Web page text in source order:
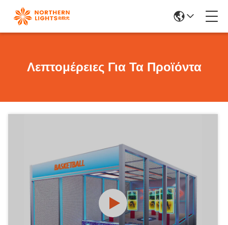
Λεπτομέρειες Για Τα Προϊόντα